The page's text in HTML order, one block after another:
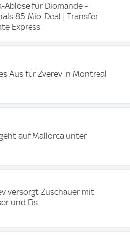
Ablöse für Diomande -
85-Mio-Deal | Transfer
Express
Aus für Zverev in Montreal
geht auf Mallorca unter
versorgt Zuschauer mit
und Eis